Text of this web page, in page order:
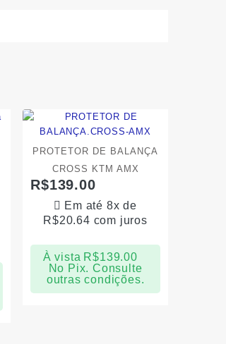
PROTETOR DE BALANÇA
CROSS KTM AMX
R$139.00
Em até 8x de
R$20.64 com juros
À vista R$139.00
No Pix. Consulte
outras condições.